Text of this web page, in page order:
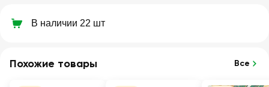
В наличии 22 шт
Похожие товары Все